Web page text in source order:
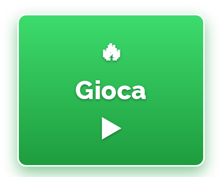
🔥
Gioca
▶️